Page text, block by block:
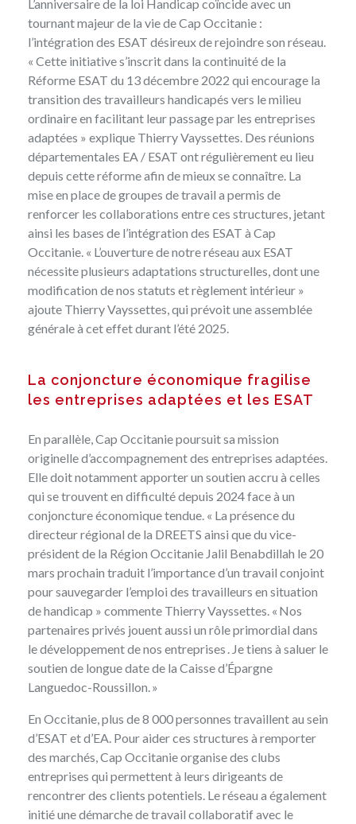
L’anniversaire de la loi Handicap coïncide avec un
tournant majeur de la vie de Cap Occitanie :
l’intégration des ESAT désireux de rejoindre son réseau.
« Cette initiative s’inscrit dans la continuité de la
Réforme ESAT du 13 décembre 2022 qui encourage la
transition des travailleurs handicapés vers le milieu
ordinaire en facilitant leur passage par les entreprises
adaptées » explique Thierry Vayssettes. Des réunions
départementales EA / ESAT ont régulièrement eu lieu
depuis cette réforme afin de mieux se connaître. La
mise en place de groupes de travail a permis de
renforcer les collaborations entre ces structures, jetant
ainsi les bases de l’intégration des ESAT à Cap
Occitanie. « L’ouverture de notre réseau aux ESAT
nécessite plusieurs adaptations structurelles, dont une
modification de nos statuts et règlement intérieur »
ajoute Thierry Vayssettes, qui prévoit une assemblée
générale à cet effet durant l’été 2025.
La conjoncture économique fragilise
les entreprises adaptées et les ESAT
En parallèle, Cap Occitanie poursuit sa mission
originelle d’accompagnement des entreprises adaptées.
Elle doit notamment apporter un soutien accru à celles
qui se trouvent en difficulté depuis 2024 face à un
conjoncture économique tendue. « La présence du
directeur régional de la DREETS ainsi que du vice-
président de la Région Occitanie Jalil Benabdillah le 20
mars prochain traduit l’importance d’un travail conjoint
pour sauvegarder l’emploi des travailleurs en situation
de handicap » commente Thierry Vayssettes. « Nos
partenaires privés jouent aussi un rôle primordial dans
le développement de nos entreprises . Je tiens à saluer le
soutien de longue date de la Caisse d’Épargne
Languedoc-Roussillon. »
En Occitanie, plus de 8 000 personnes travaillent au sein
d’ESAT et d’EA. Pour aider ces structures à remporter
des marchés, Cap Occitanie organise des clubs
entreprises qui permettent à leurs dirigeants de
rencontrer des clients potentiels. Le réseau a également
initié une démarche de travail collaboratif avec le